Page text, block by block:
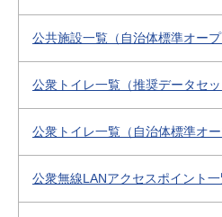
公共施設一覧（自治体標準オープ
公衆トイレ一覧（推奨データセッ
公衆トイレ一覧（自治体標準オー
公衆無線LANアクセスポイント一